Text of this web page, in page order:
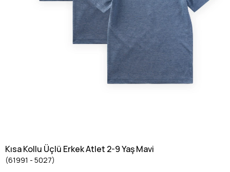
Kısa Kollu Üçlü Erkek Atlet 2-9 Yaş Mavi
(61991 - 5027)